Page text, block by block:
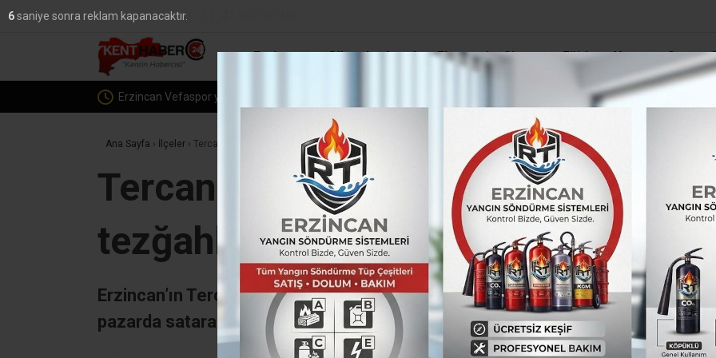
YAZARLAR
Erzincan Güncel Asayiş Ekonomi Siyaset Eğitim Yaşam Spor
Erzincan’a Özel Eğitimde Dev Yatırım: Sümer Özel Eğitim Meslek Okulu İçin İmzalar Atıldı”
Ana Sayfa › İlçeler › Tercan dağlarında yetişen yaban meyveleri pazar tezğahlarını süslüyor
Tercan dağlarında yetişen yaban
tezğahlarını süslüyor
Erzincan’ın Tercan ilçesinde bazı vatandaşlar, dağlık alanda yetişen alıç,
pazarda satarak, aile bütçelerine katkı sağlıyor.
5saniye sonra reklam kapanacaktır.